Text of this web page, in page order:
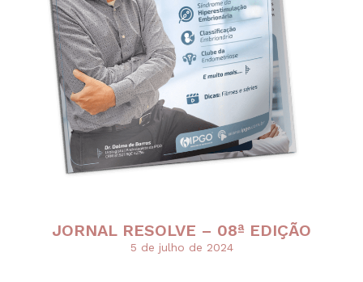
JORNAL RESOLVE – 08ª EDIÇÃO
5 de julho de 2024